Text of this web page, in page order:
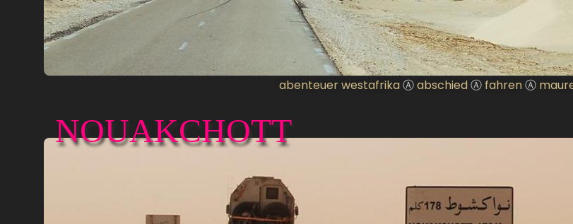
abenteuer westafrikaⒶabschiedⒶ fahrenⒶ
NOUAKCHOTT